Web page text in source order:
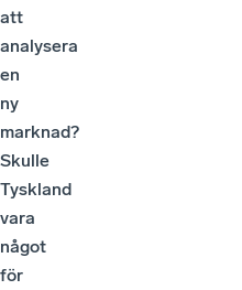
att
analysera
en
ny
marknad?
Skulle
Tyskland
vara
något
för